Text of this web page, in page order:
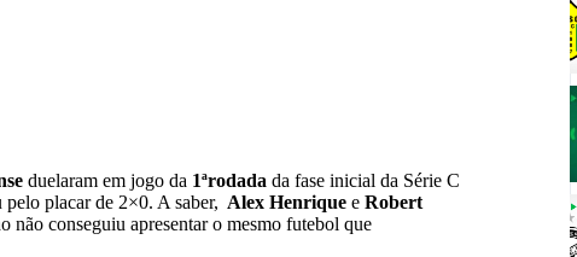
duelaram em jogo da 1ªrodada da fase inicial da Série C
placar de 2×0. A saber, Alex Henrique e Robert
não conseguiu apresentar o mesmo futebol que